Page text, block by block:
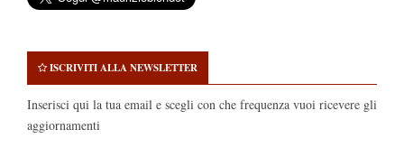
ISCRIVITI ALLA NEWSLETTER
Inserisci qui la tua email e scegli con che frequenza vuoi ricevere gli
aggiornamenti